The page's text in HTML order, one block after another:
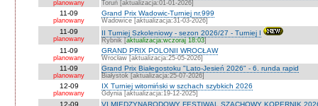
planowany Toruń [aktualizacja:01-01-2026]
11-09
planowany
Grand Prix Wadowic-Turniej nr.999
Wadowice [aktualizacja:31-03-2026]
11-09
planowany
II Turniej Szkoleniowy - sezon 2026/27 - Turniej I
Rybnik [aktualizacja:wczoraj 18:03]
11-09
planowany
GRAND PRIX POLONII WROCŁAW
Wrocław [aktualizacja:25-05-2026]
11-09
planowany
Grand Prix Białegostoku "Lato-Jesień 2026" - 6. runda rapid
Białystok [aktualizacja:25-07-2026]
12-09
planowany
IX Turniej witomiński w szchach szybkich 2026
Gdynia [aktualizacja:19-12-2025]
12-09 VI MIĘDZYNARODOWY FESTIWAL SZACHOWY KOPERNIK